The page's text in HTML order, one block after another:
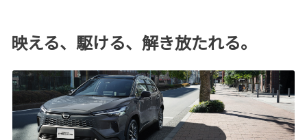
映える、駆ける、解き放たれる。